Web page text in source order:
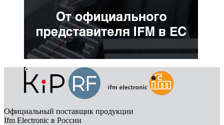
Официальный поставщик продукции
Ifm Electronic в России